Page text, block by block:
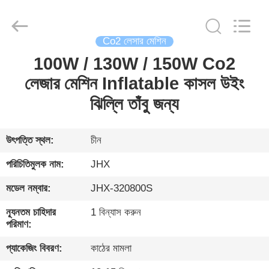
আমাদের
সম্পর্কে
কারখানা
সফর
মান
Photoelectric
Co.,Ltd.
Co2 লেসার মেশিন
100W / 130W / 150W Co2
লেজার মেশিন Inflatable কাসল উইং
ঝিল্লি তাঁবু জন্য
উৎপত্তি স্থল: চীন
পরিচিতিমুলক নাম: JHX
মডেল নম্বার: JHX-320800S
ন্যূনতম চাহিদার
পরিমাণ:
1 বিন্যাস করুন
প্যাকেজিং বিবরণ: কাঠের মামলা